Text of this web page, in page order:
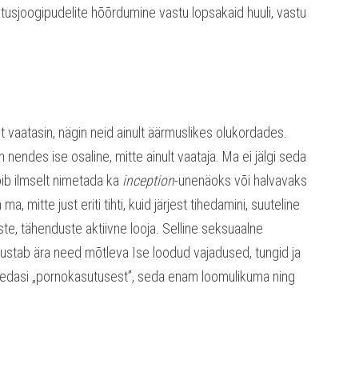
hõõrdumine vastu lopsakaid huuli, vastu
nägin neid ainult äärmuslikes olukordades.
ise osaline, mitte ainult vaataja. Ma ei jälgi seda
ilmselt nimetada ka inception-unenäoks või halvavaks
mitte just eriti tihti, kuid järjest tihedamini, suuteline
tähenduste aktiivne looja. Selline seksuaalne
ära need mõtleva Ise loodud vajadused, tungid ja
„pornokasutusest”, seda enam loomulikuma ning